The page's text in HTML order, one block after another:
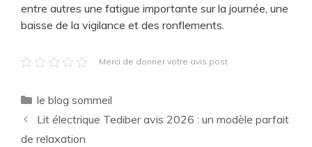
entre autres une fatigue importante sur la journée, une
baisse de la vigilance et des ronflements.
Merci de donner votre avis post
Catégories
le blog sommeil
Lit électrique Tediber avis 2026 : un modèle parfait
de relaxation